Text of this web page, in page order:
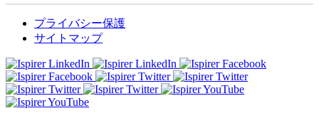
プライバシー保護
サイトマップ